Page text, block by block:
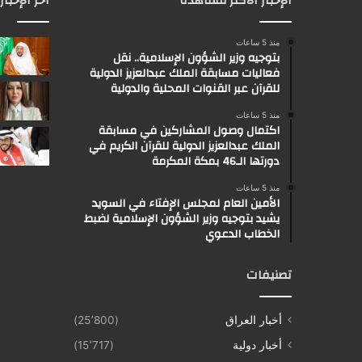
منذ 5 ساعات
بتوجيه وزير الشؤون الإسلامية.. نقل
فعاليات مسابقة الملك عبدالعزيز الدولية
للقرآن عبر القنوات المحلية والدولية
منذ 5 ساعات
اكتمال وصول المشاركين في مسابقة
الملك عبدالعزيز الدولية للقرآن الكريم في
دورتها الـ46 بمكة المكرمة
منذ 5 ساعات
الأمين العام لمجلس الإفتاء في السويد
يشيد بتوجيه وزير الشؤون الإسلامية لضبط
الخطاب الدعوي
تصنيفات
أخبار العراق
(25٬800)
أخبار دولية
(15٬717)